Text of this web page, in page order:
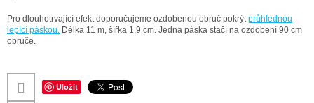
Pro dlouhotrvající efekt doporučujeme ozdobenou obruč pokrýtprůhlednou
lepící páskou. Délka 11 m, šířka 1,9 cm. Jedna páska stačí na ozdobení 90 cm
obruče.
Uložit